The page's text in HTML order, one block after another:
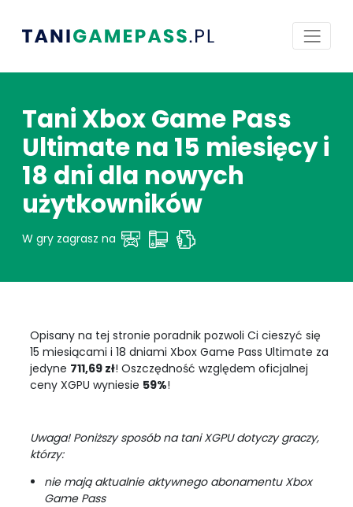
Tani Xbox Game Pass
Ultimate na 15 miesięcy i
18 dni dla nowych
użytkowników
W gry zagrasz na
Opisany na tej stronie poradnik pozwoli Ci cieszyć się
15 miesiącami i 18 dniami Xbox Game Pass Ultimate za
jedyne 711,69 zł! Oszczędność względem oficjalnej
ceny XGPU wyniesie 59%!
Uwaga! Poniższy sposób na tani XGPU dotyczy graczy,
którzy:
nie mają aktualnie aktywnego abonamentu Xbox
Game Pass